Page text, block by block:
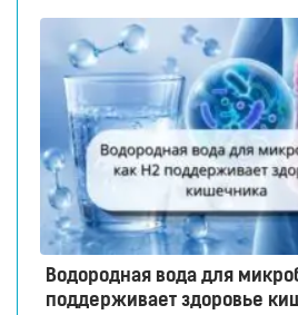
Водородная вода для
поддерживает здоровье